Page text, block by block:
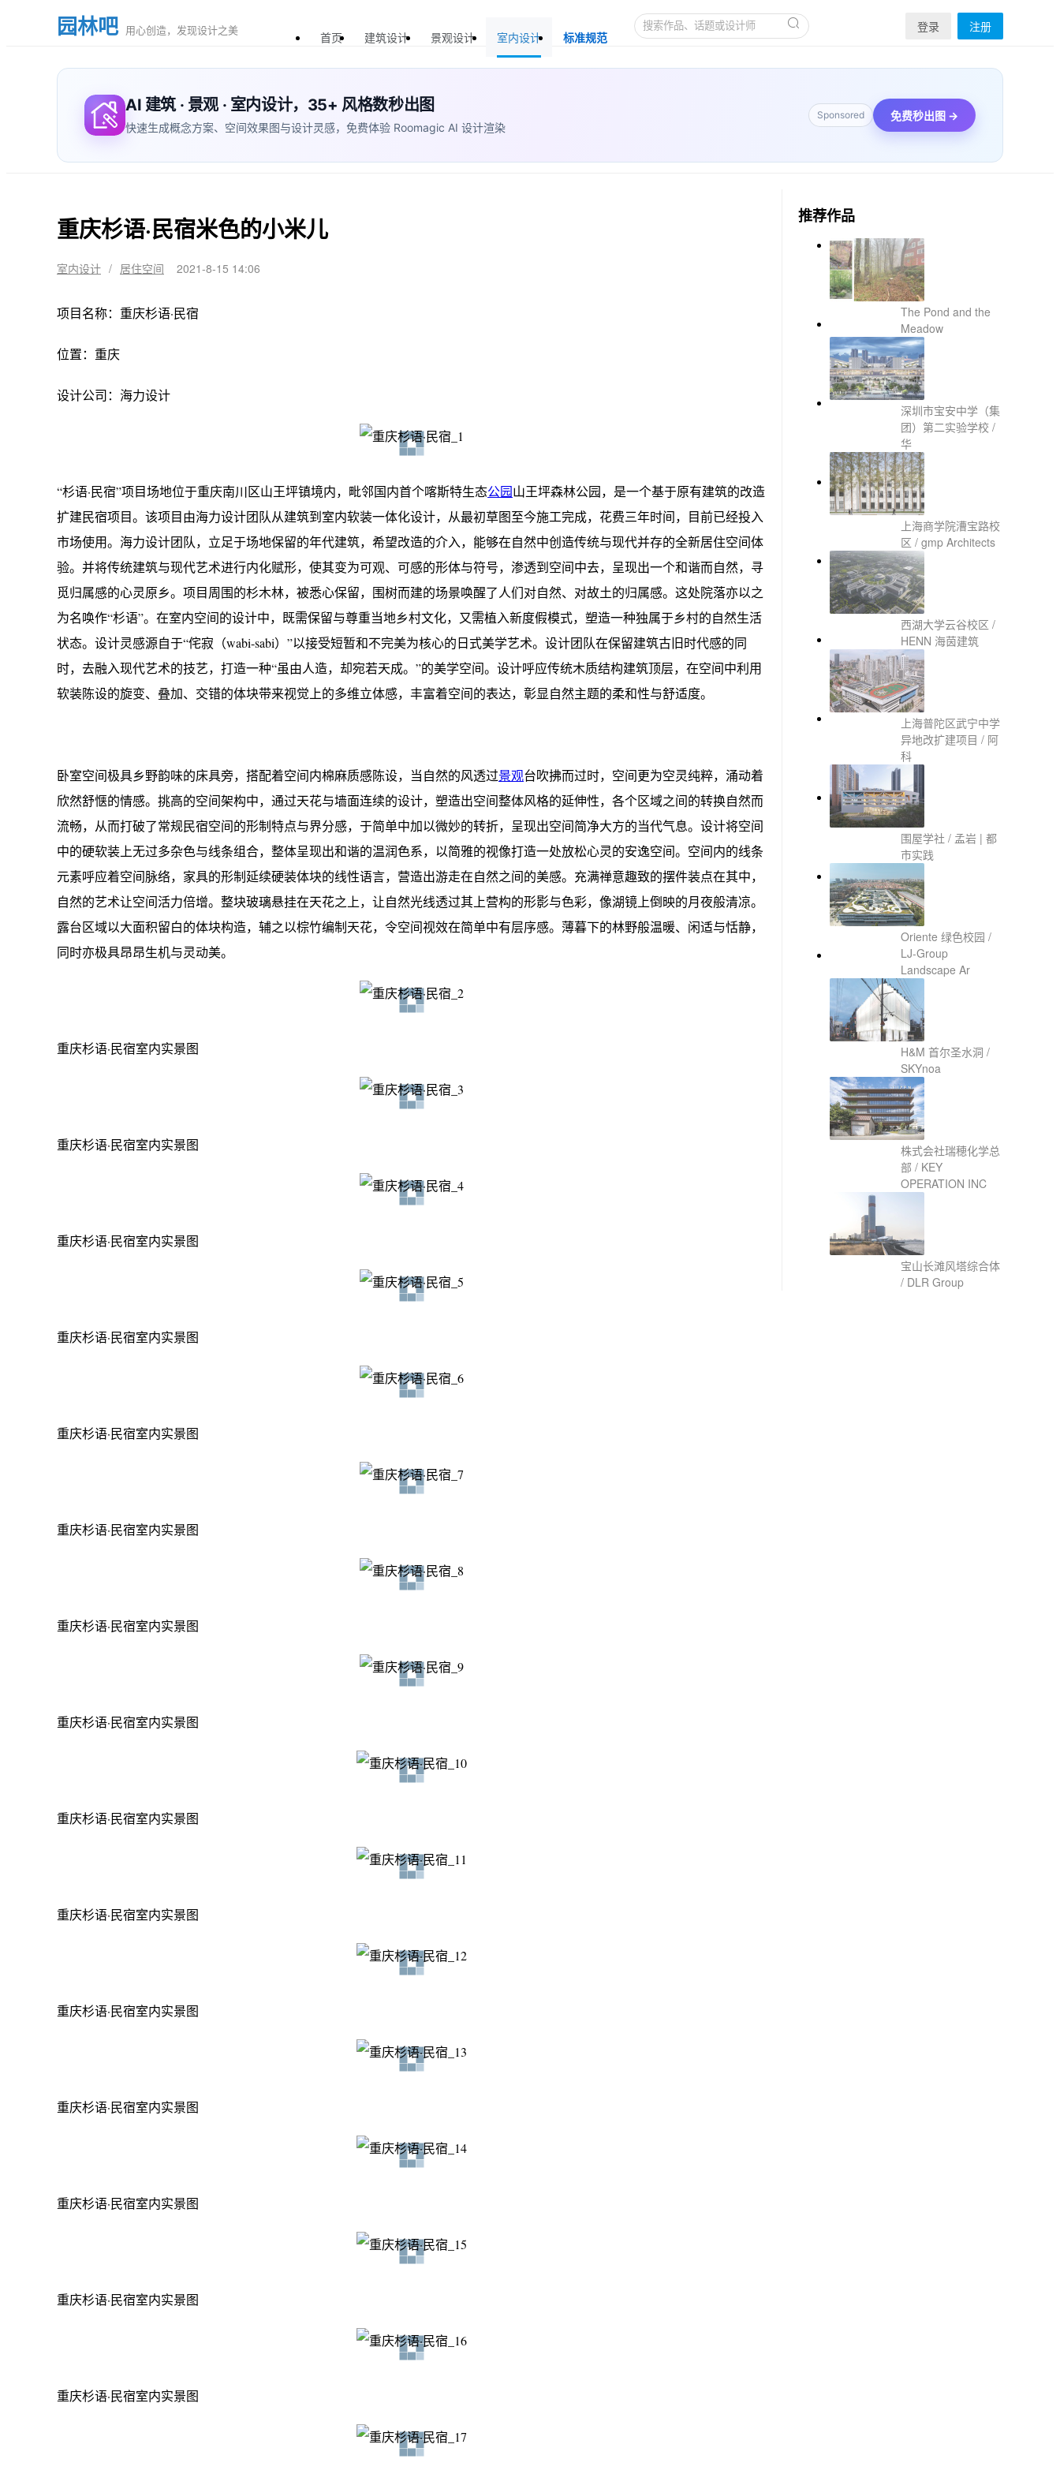
园林吧 用心创造，发现设计之美 首页 建筑设计 景观设计 室内设计 标准规范
登录 注册
AI 建筑 · 景观 · 室内设计，35+ 风格数秒出图
快速生成概念方案、空间效果图与设计灵感，免费体验 Roomagic AI 设计渲染
Sponsored 免费秒出图 →
重庆杉语·民宿米色的小米儿
室内设计 / 居住空间 2021-8-15 14:06
项目名称：重庆杉语·民宿
位置：重庆
设计公司：海力设计
“杉语·民宿”项目场地位于重庆南川区山王坪镇境内，毗邻国内首个喀斯特生态公园山王坪森林公园，是一个基于原有建筑的改造
扩建民宿项目。该项目由海力设计团队从建筑到室内软装一体化设计，从最初草图至今施工完成，花费三年时间，目前已经投入
市场使用。海力设计团队，立足于场地保留的年代建筑，希望改造的介入，能够在自然中创造传统与现代并存的全新居住空间体
验。并将传统建筑与现代艺术进行内化赋形，使其变为可观、可感的形体与符号，渗透到空间中去，呈现出一个和谐而自然，寻
觅归属感的心灵原乡。项目周围的杉木林，被悉心保留，围树而建的场景唤醒了人们对自然、对故土的归属感。这处院落亦以之
为名唤作“杉语”。在室内空间的设计中，既需保留与尊重当地乡村文化，又需植入新度假模式，塑造一种独属于乡村的自然生活
状态。设计灵感源自于“侘寂（wabi-sabi）”以接受短暂和不完美为核心的日式美学艺术。设计团队在保留建筑古旧时代感的同
时，去融入现代艺术的技艺，打造一种“虽由人造，却宛若天成。”的美学空间。设计呼应传统木质结构建筑顶层，在空间中利用
软装陈设的旋变、叠加、交错的体块带来视觉上的多维立体感，丰富着空间的表达，彰显自然主题的柔和性与舒适度。
卧室空间极具乡野韵味的床具旁，搭配着空间内棉麻质感陈设，当自然的风透过景观台吹拂而过时，空间更为空灵纯粹，涌动着
欣然舒惬的情感。挑高的空间架构中，通过天花与墙面连续的设计，塑造出空间整体风格的延伸性，各个区域之间的转换自然而
流畅，从而打破了常规民宿空间的形制特点与界分感，于简单中加以微妙的转折，呈现出空间简净大方的当代气息。设计将空间
中的硬软装上无过多杂色与线条组合，整体呈现出和谐的温润色系，以简雅的视像打造一处放松心灵的安逸空间。空间内的线条
元素呼应着空间脉络，家具的形制延续硬装体块的线性语言，营造出游走在自然之间的美感。充满禅意趣致的摆件装点在其中，
自然的艺术让空间活力倍增。整块玻璃悬挂在天花之上，让自然光线透过其上营构的形影与色彩，像湖镜上倒映的月夜般清凉。
露台区域以大面积留白的体块构造，辅之以棕竹编制天花，令空间视效在简单中有层序感。薄暮下的林野般温暖、闲适与恬静，
同时亦极具昂昂生机与灵动美。
重庆杉语·民宿室内实景图
重庆杉语·民宿室内实景图
重庆杉语·民宿室内实景图
重庆杉语·民宿室内实景图
重庆杉语·民宿室内实景图
重庆杉语·民宿室内实景图
重庆杉语·民宿室内实景图
重庆杉语·民宿室内实景图
重庆杉语·民宿室内实景图
重庆杉语·民宿室内实景图
重庆杉语·民宿室内实景图
重庆杉语·民宿室内实景图
重庆杉语·民宿室内实景图
重庆杉语·民宿室内实景图
重庆杉语·民宿室内实景图
推荐作品
The Pond and the
Meadow
深圳市宝安中学（集
团）第二实验学校 /
华
上海商学院漕宝路校
区 / gmp Architects
西湖大学云谷校区 /
HENN 海茵建筑
上海普陀区武宁中学
异地改扩建项目 / 阿
科
围屋学社 / 孟岩 | 都
市实践
Oriente 绿色校园 /
LJ-Group
Landscape Ar
H&M 首尔圣水洞 /
SKYnoa
株式会社瑞穂化学总
部 / KEY
OPERATION INC
宝山长滩风塔综合体
/ DLR Group